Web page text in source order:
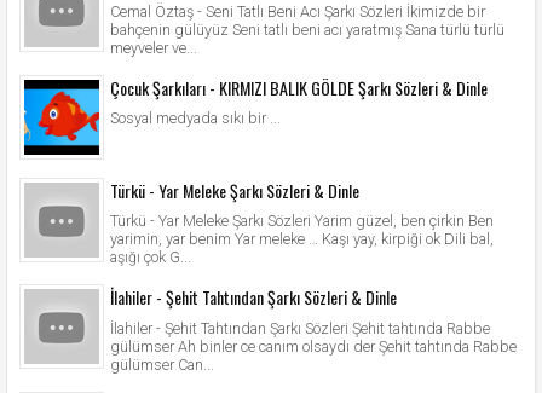
Cemal Öztaş - Seni Tatlı Beni Acı Şarkı Sözleri İkimizde bir
bahçenin gülüyüz Seni tatlı beni acı yaratmış Sana türlü türlü
meyveler ve...
Çocuk Şarkıları - KIRMIZI BALIK GÖLDE Şarkı Sözleri & Dinle
Sosyal medyada sıkı bir ...
Türkü - Yar Meleke Şarkı Sözleri & Dinle
Türkü - Yar Meleke Şarkı Sözleri Yarim güzel, ben çirkin Ben
yarimin, yar benim Yar meleke … Kaşı yay, kirpiği ok Dili bal,
aşığı çok G...
İlahiler - Şehit Tahtından Şarkı Sözleri & Dinle
İlahiler - Şehit Tahtından Şarkı Sözleri Şehit tahtında Rabbe
gülümser Ah binler ce canım olsaydı der Şehit tahtında Rabbe
gülümser Can...